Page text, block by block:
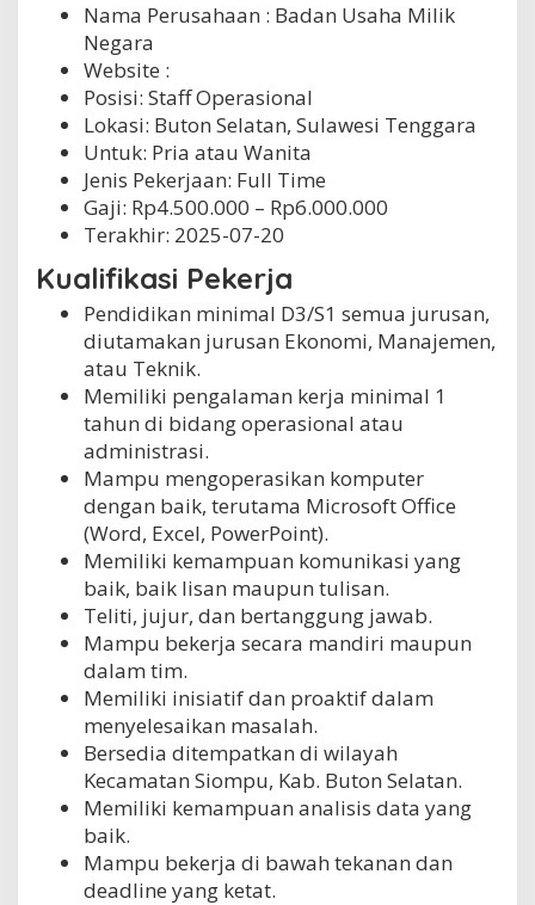
Nama Perusahaan : Badan Usaha Milik
Negara
Website :
Posisi: Staff Operasional
Lokasi: Buton Selatan, Sulawesi Tenggara
Untuk: Pria atau Wanita
Jenis Pekerjaan: Full Time
Gaji: Rp4.500.000 – Rp6.000.000
Terakhir: 2025-07-20
Kualifikasi Pekerja
Pendidikan minimal D3/S1 semua jurusan,
diutamakan jurusan Ekonomi, Manajemen,
atau Teknik.
Memiliki pengalaman kerja minimal 1
tahun di bidang operasional atau
administrasi.
Mampu mengoperasikan komputer
dengan baik, terutama Microsoft Office
(Word, Excel, PowerPoint).
Memiliki kemampuan komunikasi yang
baik, baik lisan maupun tulisan.
Teliti, jujur, dan bertanggung jawab.
Mampu bekerja secara mandiri maupun
dalam tim.
Memiliki inisiatif dan proaktif dalam
menyelesaikan masalah.
Bersedia ditempatkan di wilayah
Kecamatan Siompu, Kab. Buton Selatan.
Memiliki kemampuan analisis data yang
baik.
Mampu bekerja di bawah tekanan dan
deadline yang ketat.